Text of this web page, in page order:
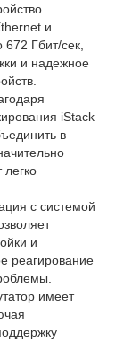
и
Гбит/сек,
и надежное
iStack
в
с системой
и
реагирование
имеет